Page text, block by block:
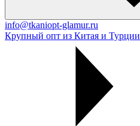
info@tkaniopt-glamur.ru
Крупный опт из Китая и Турции